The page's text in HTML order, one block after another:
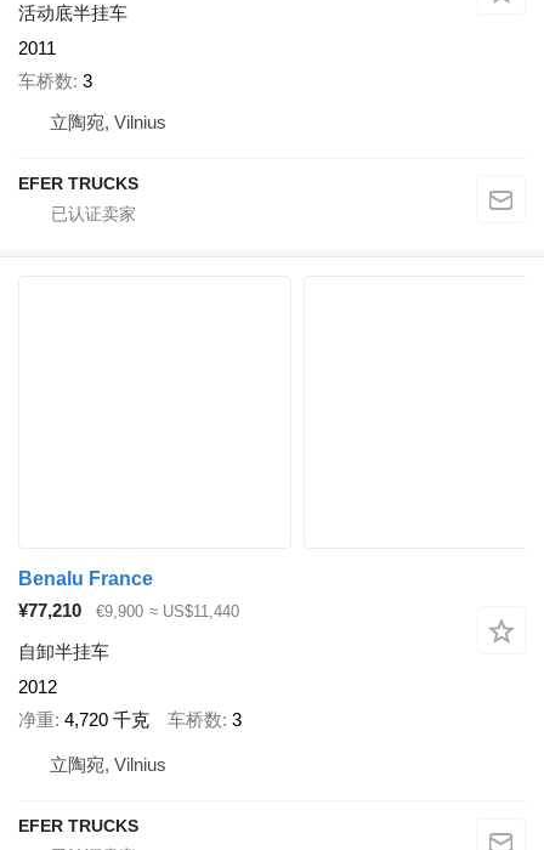
活动底半挂车
2011
车桥数 3
立陶宛, Vilnius
EFER TRUCKS
Benalu France
¥77,210
€9,900 ≈ US$11,440
自卸半挂车
2012
净重 4,720 千克 车桥数 3
立陶宛, Vilnius
EFER TRUCKS